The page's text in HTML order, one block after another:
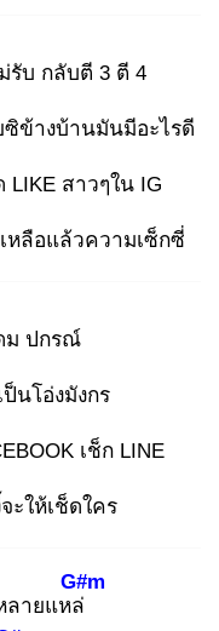
รับ กลับตี 3 ตี 4
ข้างบ้านมันมีอะไรดี
LIKE สาวๆใน IG
หลือแล้วความเซ็กซี่
ม ปกรณ์
นโอ่งมังกร
เช็ก LINE
ะให้เช็ดใคร
ลายแหล่
G#m